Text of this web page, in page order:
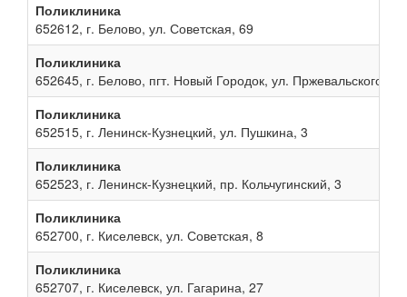
Поликлиника
652612, г. Белово, ул. Советская, 69
Поликлиника
652645, г. Белово, пгт. Новый Городок, ул. Пржевальского, 13
Поликлиника
652515, г. Ленинск-Кузнецкий, ул. Пушкина, 3
Поликлиника
652523, г. Ленинск-Кузнецкий, пр. Кольчугинский, 3
Поликлиника
652700, г. Киселевск, ул. Советская, 8
Поликлиника
652707, г. Киселевск, ул. Гагарина, 27